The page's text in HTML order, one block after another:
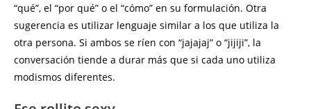
“qué”, el “por qué” o el “cómo” en su formulación. Otra
sugerencia es utilizar lenguaje similar a los que utiliza la
otra persona. Si ambos se ríen con “jajajaj” o “jijiji”, la
conversación tiende a durar más que si cada uno utiliza
modismos diferentes.